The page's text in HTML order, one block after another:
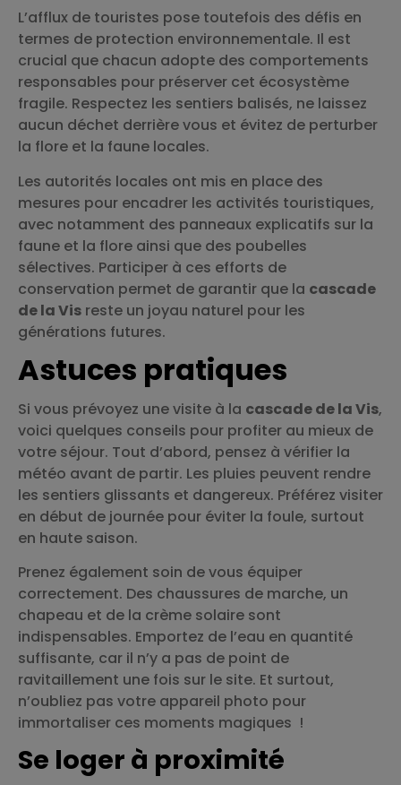
L’afflux de touristes pose toutefois des défis en
termes de protection environnementale. Il est
crucial que chacun adopte des comportements
responsables pour préserver cet écosystème
fragile. Respectez les sentiers balisés, ne laissez
aucun déchet derrière vous et évitez de perturber
la flore et la faune locales.
Les autorités locales ont mis en place des
mesures pour encadrer les activités touristiques,
avec notamment des panneaux explicatifs sur la
faune et la flore ainsi que des poubelles
sélectives. Participer à ces efforts de
conservation permet de garantir que la cascade
de la Vis reste un joyau naturel pour les
générations futures.
Astuces pratiques
Si vous prévoyez une visite à la cascade de la Vis,
voici quelques conseils pour profiter au mieux de
votre séjour. Tout d’abord, pensez à vérifier la
météo avant de partir. Les pluies peuvent rendre
les sentiers glissants et dangereux. Préférez visiter
en début de journée pour éviter la foule, surtout
en haute saison.
Prenez également soin de vous équiper
correctement. Des chaussures de marche, un
chapeau et de la crème solaire sont
indispensables. Emportez de l’eau en quantité
suffisante, car il n’y a pas de point de
ravitaillement une fois sur le site. Et surtout,
n’oubliez pas votre appareil photo pour
immortaliser ces moments magiques !
Se loger à proximité